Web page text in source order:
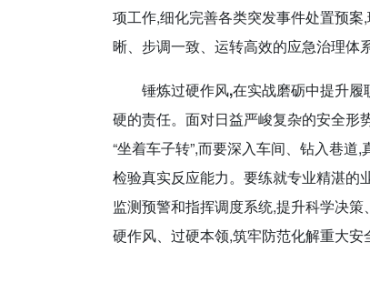
项工作,细化完善各类突发事件处置预
晰、步调一致、运转高效的应急治理体
锤炼过硬作风,在实战磨砺中提升履
硬的责任。面对日益严峻复杂的安全形
“坐着车子转”,而要深入车间、钻入巷道
检验真实反应能力。要练就专业精湛的
监测预警和指挥调度系统,提升科学决
硬作风、过硬本领,筑牢防范化解重大